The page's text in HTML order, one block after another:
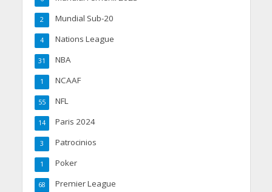
Mundial Sub-20
2
Nations League
4
NBA
31
NCAAF
1
NFL
55
Paris 2024
14
Patrocinios
3
Poker
1
Premier League
68